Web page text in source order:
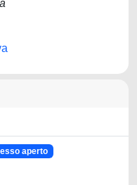
aperto